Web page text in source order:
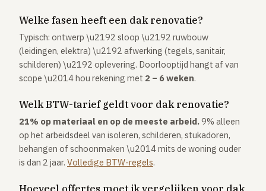
Welke fasen heeft een dak renovatie?
Typisch: ontwerp \u2192 sloop \u2192 ruwbouw
(leidingen, elektra) \u2192 afwerking (tegels, sanitair,
schilderen) \u2192 oplevering. Doorlooptijd hangt af van
scope \u2014 hou rekening met 2 – 6 weken.
Welk BTW-tarief geldt voor dak renovatie?
21% op materiaal en op de meeste arbeid.9% alleen
op het arbeidsdeel van isoleren, schilderen, stukadoren,
behangen of schoonmaken \u2014 mits de woning ouder
is dan 2 jaar. Volledige BTW-regels.